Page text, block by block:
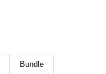
Bundle